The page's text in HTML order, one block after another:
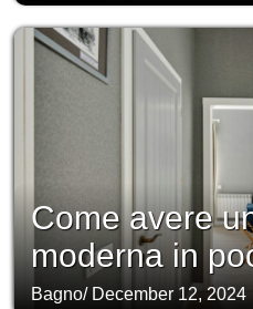
Come avere
moderna in
Bagno/ December 12, 2024